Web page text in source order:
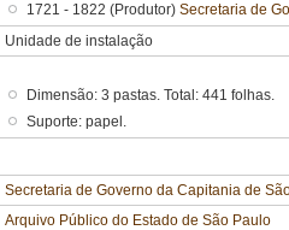
1721 - 1822 (Produtor) Secretaria de
Unidade de instalação
Dimensão: 3 pastas. Total: 441 folhas.
Suporte: papel.
Secretaria de Governo da Capitania de
Arquivo Público do Estado de São Paulo